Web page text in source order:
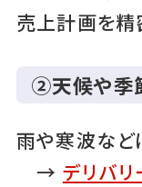
売上計画を精
②天候や季
雨や寒波など
→ デリバリ